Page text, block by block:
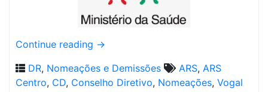
Continue reading →
DR, Nomeações e Demissões ARS, ARS
Centro, CD, Conselho Diretivo, Nomeações, Vogal